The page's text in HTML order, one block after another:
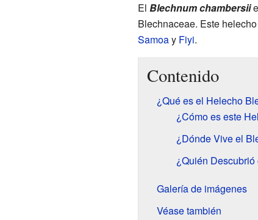
El Blechnum chambersii
Blechnaceae. Este
Samoay Fiyi.
Contenido
¿Qué es el Helecho
¿Cómo es este
¿Dónde Vive el
¿Quién
Galería de imágenes
Véase también